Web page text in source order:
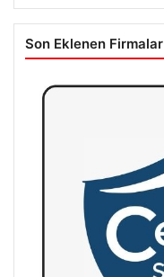
Son Eklenen Firmalar